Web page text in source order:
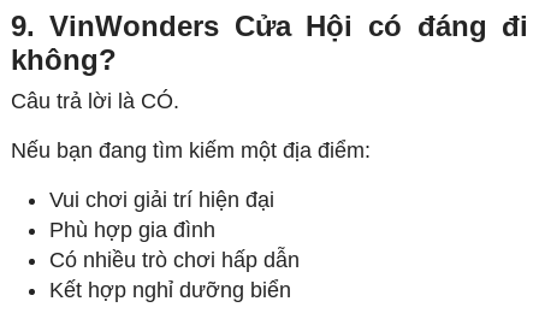
9. VinWonders Cửa Hội có đáng đi
không?
Câu trả lời là CÓ.
Nếu bạn đang tìm kiếm một địa điểm:
Vui chơi giải trí hiện đại
Phù hợp gia đình
Có nhiều trò chơi hấp dẫn
Kết hợp nghỉ dưỡng biển